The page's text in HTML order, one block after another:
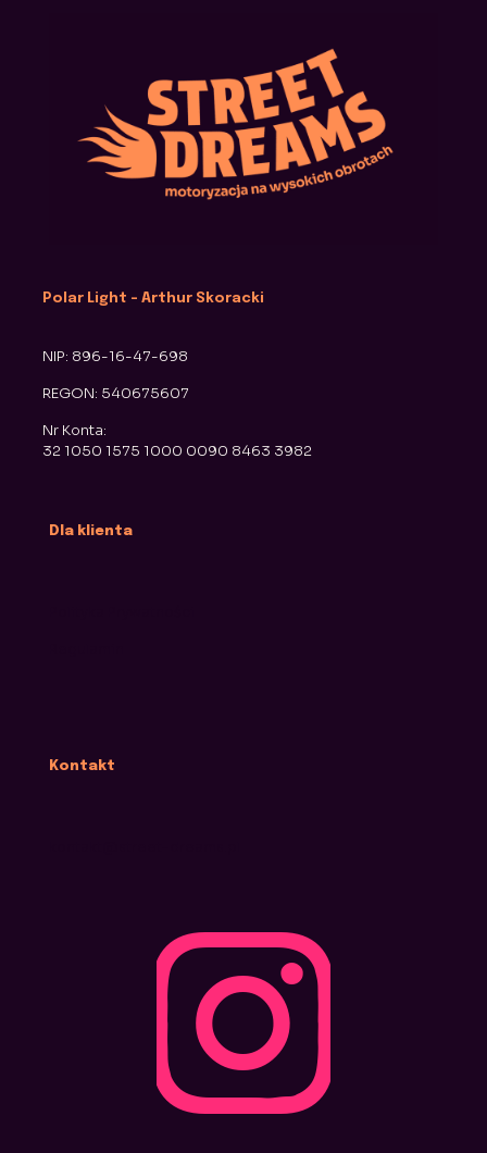
Polar Light - Arthur Skoracki
NIP: 896-16-47-698
REGON: 540675607
Nr Konta:
32 1050 1575 1000 0090 8463 3982
Dla klienta
Kontakt